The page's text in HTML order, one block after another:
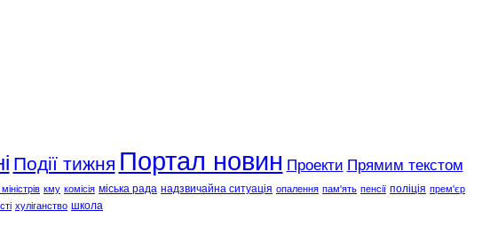
Події тижня Портал новин Проекти Прямим текстом
кму комісія міська рада надзвичайна ситуація опалення пам'ять пенсії поліція прем'єр
хуліганство школа